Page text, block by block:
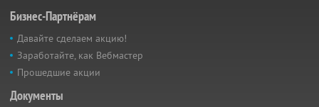
Бизнес-Партнёрам
Давайте сделаем акцию!
Заработайте, как Вебмастер
Прошедшие акции
Документы